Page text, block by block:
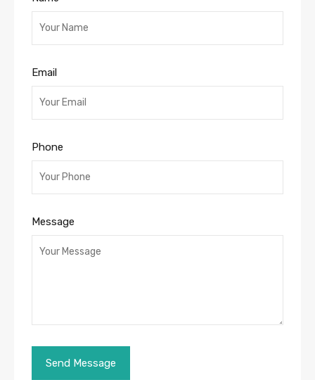
Email
Phone
Message